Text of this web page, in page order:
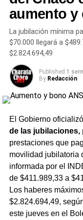
el tercero $107.621.
Otros
sistema de
familiares
La resolución
y las prestaciones
asignación por
adopción llegará a
ubicará en
parte, quedará en
En paralelo,ANSES
Universal por Hijo
julio, con un
haber hasta la
educativa
aumento y
La jubilación mínima
$70.000 llegará a
$2.824.694,49
Published 1
By Redacción
El Gobierno
de las jubilaciones,
prestaciones que
movilidad jubilatoria
informada por el
de $411.989,33 a
Los haberes
$2.824.694,49,
este jueves en el